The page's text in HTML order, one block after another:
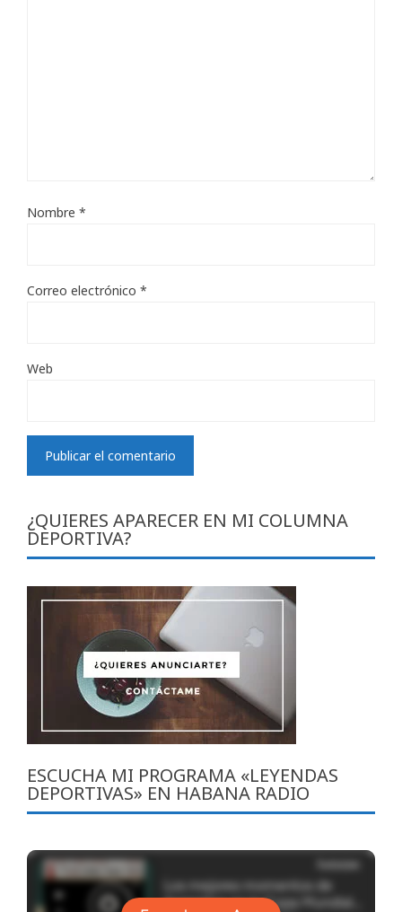
Nombre *
Correo electrónico *
Web
¿QUIERES APARECER EN MI COLUMNA
DEPORTIVA?
ESCUCHA MI PROGRAMA «LEYENDAS
DEPORTIVAS» EN HABANA RADIO